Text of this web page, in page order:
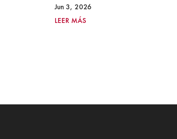
Jun 3, 2026
LEER MÁS